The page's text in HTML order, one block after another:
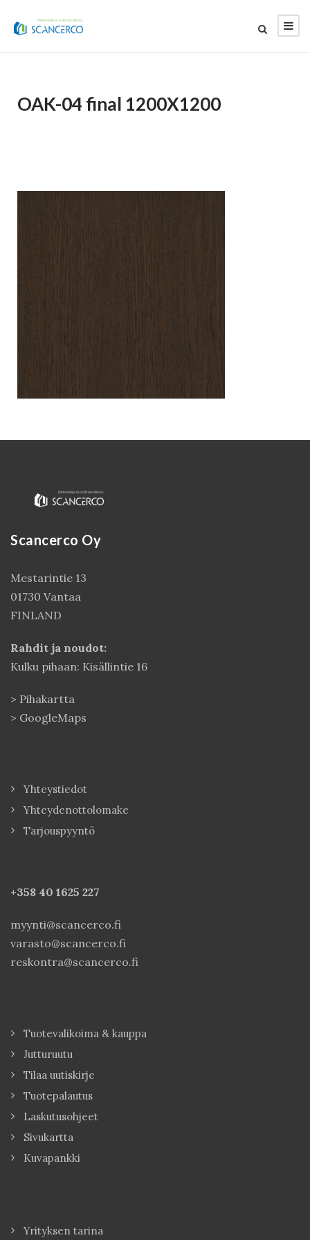
OAK-04 final 1200X1200
Scancerco Oy
Mestarintie 13
01730 Vantaa
FINLAND
Rahdit ja noudot:
Kulku pihaan: Kisällintie 16
> Pihakartta
> GoogleMaps
Yhteystiedot
Yhteydenottolomake
Tarjouspyyntö
+358 40 1625 227
myynti@scancerco.fi
varasto@scancerco.fi
reskontra@scancerco.fi
Tuotevalikoima & kauppa
Jutturuutu
Tilaa uutiskirje
Tuotepalautus
Laskutusohjeet
Sivukartta
Kuvapankki
Yrityksen tarina